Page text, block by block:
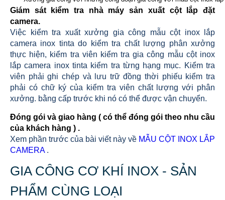
Giám sát kiểm tra nhà máy sản xuất cột lắp đặt
camera.
Việc kiểm tra xuất xưởng gia công mẫu cột inox lắp
camera inox tinta do kiểm tra chất lượng phân xưởng
thực hiện, kiểm tra viên kiểm tra gia công mẫu cột inox
lắp camera inox tinta kiểm tra từng hạng mục. Kiểm tra
viên phải ghi chép và lưu trữ đồng thời phiếu kiểm tra
phải có chữ ký của kiểm tra viên chất lượng với phân
xưởng. bằng cấp trước khi nó có thể được vận chuyển.
Đóng gói và giao hàng ( có thể đóng gói theo nhu cầu
của khách hàng ) .
Xem phần trước của bài viết này về MẪU CỘT INOX LẮP
CAMERA.
GIA CÔNG CƠ KHÍ INOX - SẢN
PHẨM CÙNG LOẠI